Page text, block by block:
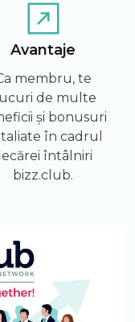
Avantaje
membru, te
de multe
și bonusuri
în cadrul
întâlniri
bizz.club.